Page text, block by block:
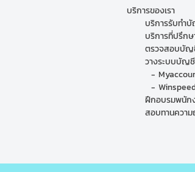
บริก
บริการรับทำบัญชี และ On
บริการที่ปรึกษาด้าน
ตรว
วางระบบบัญชี และ ติดตั้ง
- Myaccount,
- Winspeed ,
ฝึกอบรมพนักงาน
สอบทานความถูกต้องของรา